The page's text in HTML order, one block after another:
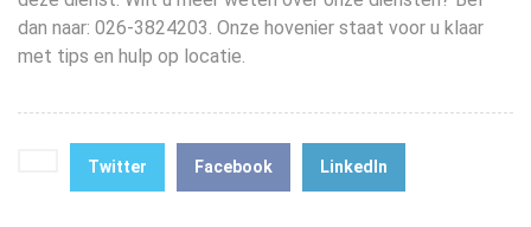
dan naar: 026-3824203. Onze hovenier staat voor u klaar
met tips en hulp op locatie.
Twitter Facebook LinkedIn